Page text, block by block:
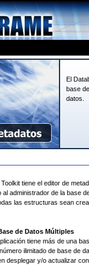
El
base
datos.
tiene el editor de
al administrador de la base
las estructuras sean
de Datos Múltiples
tiene más de una
ilimitado de base de
desplegar y/o actualizar